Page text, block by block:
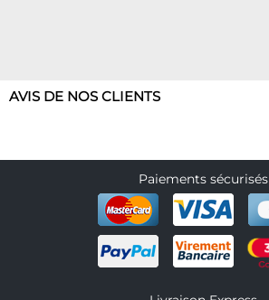
AVIS DE NOS CLIENTS
Paiements sécurisés